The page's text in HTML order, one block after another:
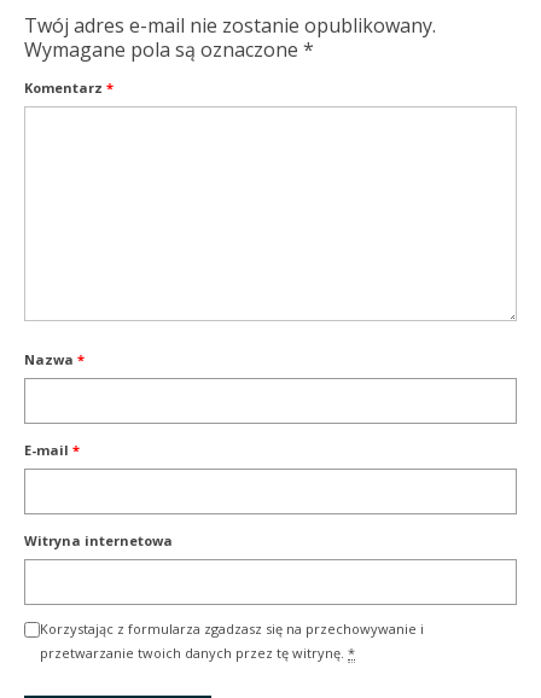
Twój adres e-mail nie zostanie opublikowany.
Wymagane pola są oznaczone *
Komentarz *
Nazwa *
E-mail *
Witryna internetowa
Korzystając z formularza zgadzasz się na przechowywanie i
przetwarzanie twoich danych przez tę witrynę. *